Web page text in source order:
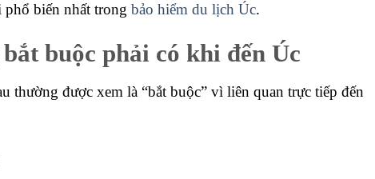
biến nhất trong bảo hiểm du lịch Úc.
buộc phải có khi đến Úc
thường được xem là “bắt buộc” vì liên quan trực tiếp đến